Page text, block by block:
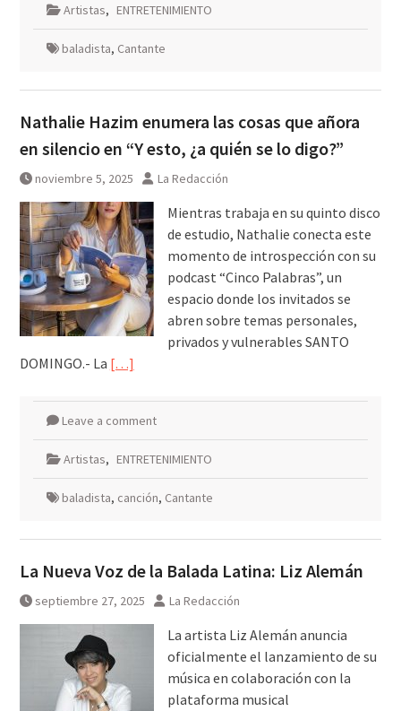
Artistas, ENTRETENIMIENTO
baladista, Cantante
Nathalie Hazim enumera las cosas que añora
en silencio en “Y esto, ¿a quién se lo digo?”
noviembre 5, 2025 La Redacción
Mientras trabaja en su quinto disco
de estudio, Nathalie conecta este
momento de introspección con su
podcast “Cinco Palabras”, un
espacio donde los invitados se
abren sobre temas personales,
privados y vulnerables SANTO
DOMINGO.- La […]
Leave a comment
Artistas, ENTRETENIMIENTO
baladista, canción, Cantante
La Nueva Voz de la Balada Latina: Liz Alemán
septiembre 27, 2025 La Redacción
La artista Liz Alemán anuncia
oficialmente el lanzamiento de su
música en colaboración con la
plataforma musical